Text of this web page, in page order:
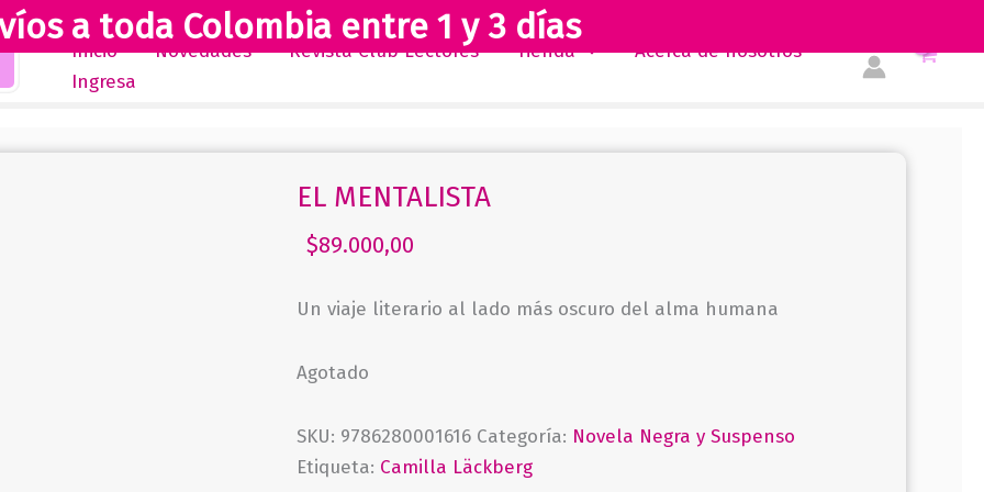
a toda Colombia entre 1 y 3 días
Inicio Novedades Revista Club Lectores Tienda
Acerca de nosotros
Ingresa
EL MENTALISTA
$89.000,00
Un viaje literario al lado más oscuro del alma humana
Agotado
SKU: 9786280001616 Categoría: Novela Negra y Suspenso
Etiqueta: Camilla Läckberg